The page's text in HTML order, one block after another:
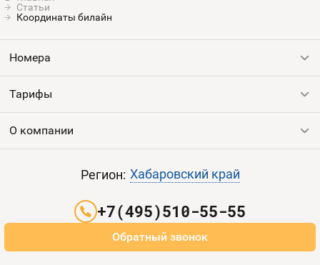
Статьи
Координаты билайн
Номера
Все номера
Тарифы
Выгодные тарифы
О компании
Оплата и доставка
Регион: Хабаровский край
+7(495)510-55-55
Обратный звонок